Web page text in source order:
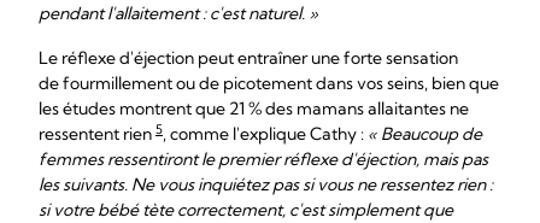
pendant l'allaitement : c'est naturel. »
Le réflexe d'éjection peut entraîner une forte sensation
de fourmillement ou de picotement dans vos seins, bien que
les études montrent que 21 % des mamans allaitantes ne
ressentent rien 5, comme l'explique Cathy : « Beaucoup de
femmes ressentiront le premier réflexe d'éjection, mais pas
les suivants. Ne vous inquiétez pas si vous ne ressentez rien :
si votre bébé tète correctement, c'est simplement que